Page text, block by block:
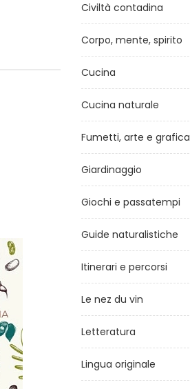
Civiltà contadina
Corpo, mente, spirito
Cucina
Cucina naturale
Fumetti, arte e grafica
Giardinaggio
Giochi e passatempi
Guide naturalistiche
Itinerari e percorsi
Le nez du vin
Letteratura
Lingua originale